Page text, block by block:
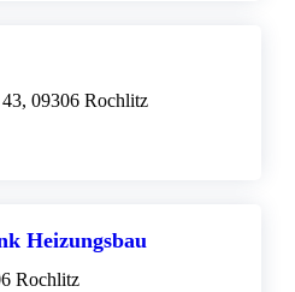
09306 Rochlitz
Heizungsbau
Rochlitz